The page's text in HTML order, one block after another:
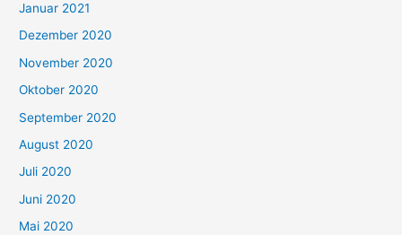
Januar 2021
Dezember 2020
November 2020
Oktober 2020
September 2020
August 2020
Juli 2020
Juni 2020
Mai 2020